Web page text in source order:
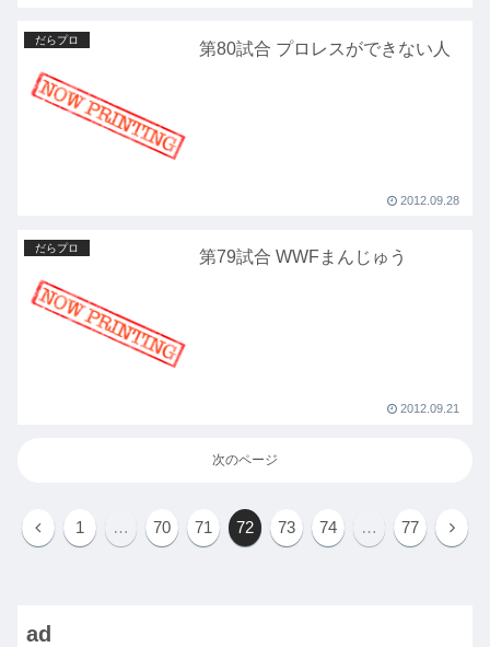
だらプロ 第80試合 プロレスができない人
2012.09.28
だらプロ 第79試合 WWFまんじゅう
2012.09.21
次のページ
1 … 70 71 72 73 74 … 77
ad